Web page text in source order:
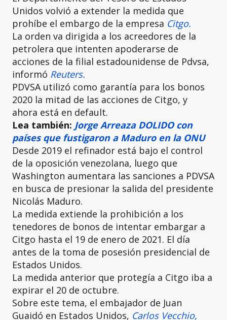
Unidos volvió a extender la medida que
prohíbe el embargo de la empresa Citgo.
La orden va dirigida a los acreedores de la
petrolera que intenten apoderarse de
acciones de la filial estadounidense de Pdvsa,
informó Reuters.
PDVSA utilizó como garantía para los bonos
2020 la mitad de las acciones de Citgo, y
ahora está en default.
Lea también: Jorge Arreaza DOLIDO con
países que fustigaron a Maduro en la ONU
Desde 2019 el refinador está bajo el control
de la oposición venezolana, luego que
Washington aumentara las sanciones a PDVSA
en busca de presionar la salida del presidente
Nicolás Maduro.
La medida extiende la prohibición a los
tenedores de bonos de intentar embargar a
Citgo hasta el 19 de enero de 2021. El día
antes de la toma de posesión presidencial de
Estados Unidos.
La medida anterior que protegía a Citgo iba a
expirar el 20 de octubre.
Sobre este tema, el embajador de Juan
Guaidó en Estados Unidos, Carlos Vecchio,